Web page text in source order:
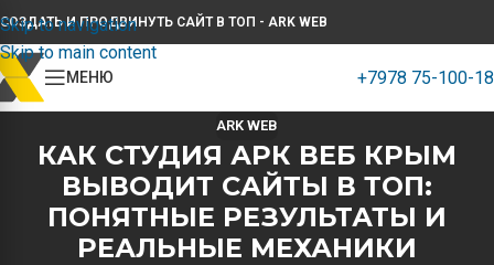
Skip to navigation
Skip to main content
СОЗДАТЬ И ПРОДВИНУТЬ САЙТ В ТОП - ARK WEB
МЕНЮ +7978 75-100-18
ARK WEB
КАК СТУДИЯ АРК ВЕБ КРЫМ
ВЫВОДИТ САЙТЫ В ТОП:
ПОНЯТНЫЕ РЕЗУЛЬТАТЫ И
РЕАЛЬНЫЕ МЕХАНИКИ